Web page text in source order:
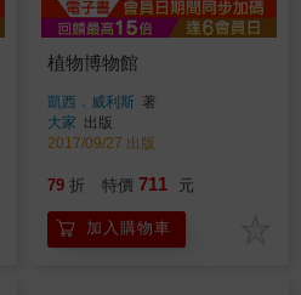
植物博物館
凱西．威利斯 著
大家 出版
2017/09/27 出版
79 折 特價 711 元
加入購物車